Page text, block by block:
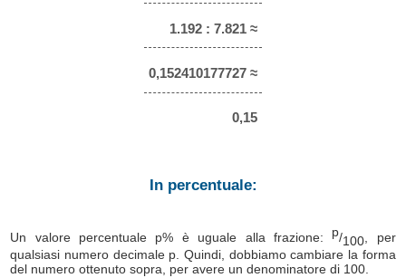
1.192 : 7.821 ≈
0,152410177727 ≈
0,15
In percentuale:
Un valore percentuale p% è uguale alla frazione: p/100 , per
qualsiasi numero decimale p. Quindi, dobbiamo cambiare la forma
del numero ottenuto sopra, per avere un denominatore di 100.